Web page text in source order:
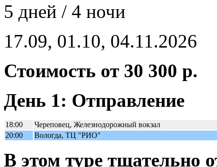
5 дней / 4 ночи
17.09, 01.10, 04.11.2026
Стоимость от 30 300 р.
День 1: Отправление
18:00
Череповец, Железнодорожный вокзал
20:00
Вологда, ТЦ "РИО"
В этом туре тщательно